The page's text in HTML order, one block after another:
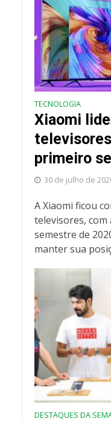
TECNOLOGIA
Xiaomi
primeiro
30 de julho de
A Xiaomi ficou
televisores,
semestre de
manter sua
DESTAQUES DA